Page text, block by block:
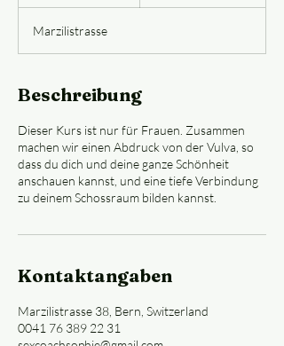
n
d
Marzilistrasse
Beschreibung
Dieser Kurs ist nur für Frauen. Zusammen
machen wir einen Abdruck von der Vulva, so
dass du dich und deine ganze Schönheit
anschauen kannst, und eine tiefe Verbindung
zu deinem Schossraum bilden kannst.
Kontaktangaben
Marzilistrasse 38, Bern, Switzerland
0041 76 389 22 31